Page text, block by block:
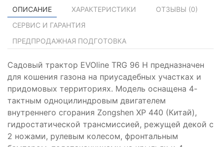
ОПИСАНИЕ ХАРАКТЕРИСТИКИ ОТЗЫВЫ (0)
СЕРВИС И ГАРАНТИЯ
ПРЕДПРОДАЖНАЯ ПОДГОТОВКА
Садовый трактор EVOline TRG 96 H предназначен
для кошения газона на приусадебных участках и
придомовых территориях. Модель оcнащена 4-
тактным одноцилиндровым двигателем
внутреннего сгорания Zongshen XP 440 (Китай),
гидростатической трансмиссией, режущей декой с
2 ножами, рулевым колесом, фронтальным